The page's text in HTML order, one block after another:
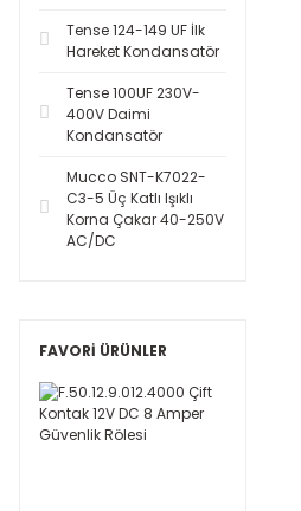
Tense 124-149 UF İlk
Hareket Kondansatör
Tense 100UF 230V-
400V Daimi
Kondansatör
Mucco SNT-K7022-
C3-5 Üç Katlı Işıklı
Korna Çakar 40-250V
AC/DC
FAVORİ ÜRÜNLER